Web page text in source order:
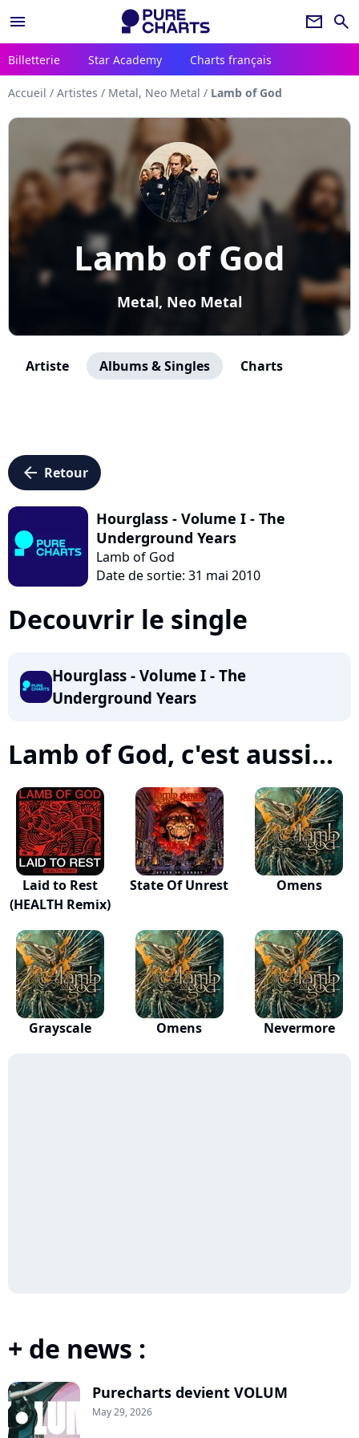
menu newsletter search
Billetterie Star Academy Charts français
Accueil / Artistes / Metal, Neo Metal / Lamb of God
Lamb of God
Metal, Neo Metal
Artiste Albums & Singles Charts
arrow_left Retour
Hourglass - Volume I - The
Underground Years
Lamb of God
Date de sortie: 31 mai 2010
Decouvrir le single
Hourglass - Volume I - The
Underground Years
Lamb of God, c'est aussi...
Laid to Rest
(HEALTH Remix)
State Of Unrest Omens
Grayscale Omens Nevermore
+ de news :
Purecharts devient VOLUM
May 29, 2026